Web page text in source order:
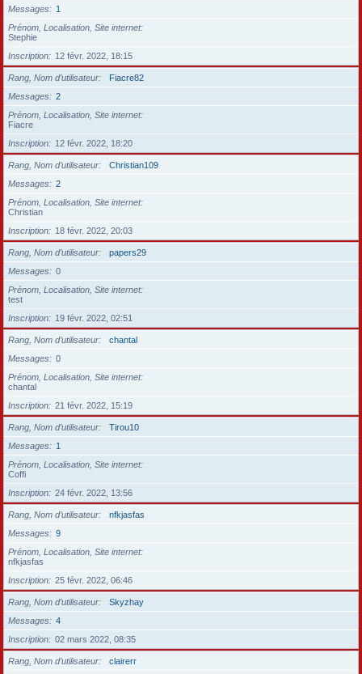
Messages
1
Prénom, Localisation, Site internet
Stephie
Inscription
12 févr. 2022, 18:15
Rang, Nom d’utilisateur
Fiacre82
Messages
2
Prénom, Localisation, Site internet
Fiacre
Inscription
12 févr. 2022, 18:20
Rang, Nom d’utilisateur
Christian109
Messages
2
Prénom, Localisation, Site internet
Christian
Inscription
18 févr. 2022, 20:03
Rang, Nom d’utilisateur
papers29
Messages
0
Prénom, Localisation, Site internet
test
Inscription
19 févr. 2022, 02:51
Rang, Nom d’utilisateur
chantal
Messages
0
Prénom, Localisation, Site internet
chantal
Inscription
21 févr. 2022, 15:19
Rang, Nom d’utilisateur
Tirou10
Messages
1
Prénom, Localisation, Site internet
Coffi
Inscription
24 févr. 2022, 13:56
Rang, Nom d’utilisateur
nfkjasfas
Messages
9
Prénom, Localisation, Site internet
nfkjasfas
Inscription
25 févr. 2022, 06:46
Rang, Nom d’utilisateur
Skyzhay
Messages
4
Inscription
02 mars 2022, 08:35
Rang, Nom d’utilisateur
clairerr